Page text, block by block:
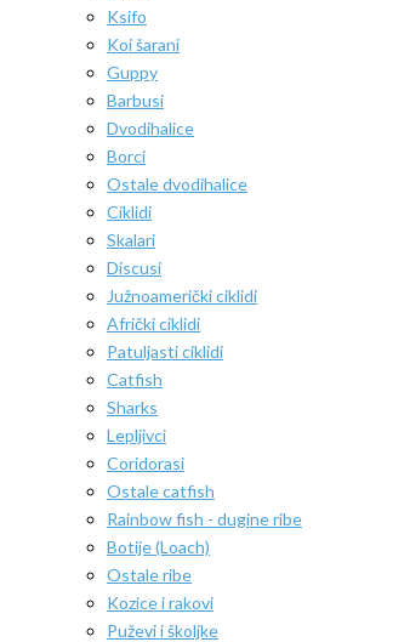
Ksifo
Koi šarani
Guppy
Barbusi
Dvodihalice
Borci
Ostale dvodihalice
Ciklidi
Skalari
Discusi
Južnoamerički ciklidi
Afrički ciklidi
Patuljasti ciklidi
Catfish
Sharks
Lepljivci
Coridorasi
Ostale catfish
Rainbow fish - dugine ribe
Botije (Loach)
Ostale ribe
Kozice i rakovi
Puževi i školjke